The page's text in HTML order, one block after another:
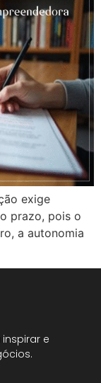
exige
prazo, pois o
a autonomia
e